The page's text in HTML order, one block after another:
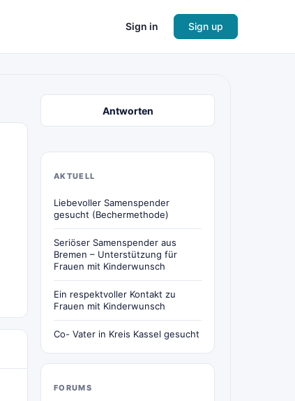
Sign in Sign up
Antworten
AKTUELL
Liebevoller Samenspender
gesucht (Bechermethode)
Seriöser Samenspender aus
Bremen – Unterstützung für
Frauen mit Kinderwunsch
Ein respektvoller Kontakt zu
Frauen mit Kinderwunsch
Co- Vater in Kreis Kassel gesucht
FORUMS